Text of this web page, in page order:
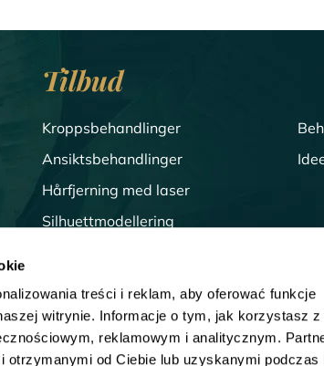
treści i reklam, aby oferować funkcje
witrynie. Informacje o tym, jak korzystasz
reklamowym i analitycznym.
otrzymanymi od Ciebie lub uzyskanymi
Tilbud
Kroppsbehandlinger
Ansiktsbehandlinger
Hårfjerning med laser
Silhuettmodellering